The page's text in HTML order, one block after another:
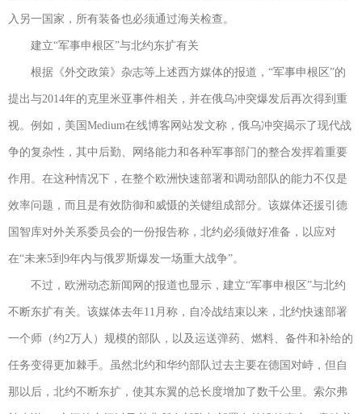
入另一国家，所有装备也必须通过海关检查。
建立“军事申根区”与北约东扩有关
根据《外交政策》杂志等上述西方媒体的报道，“军事申根区”的
提出与2014年的克里米亚事件相关，并在俄乌冲突爆发后再次得到重
视。例如，美国Medium在线博客网站发文称，俄乌冲突揭示了现代战
争的复杂性，其中后勤、网络能力和各种军事部门的整合发挥着重要
作用。在这种情况下，在整个欧洲快速部署和调动部队的能力不仅是
效率问题，而且是有效防御和威慑的关键组成部分。该媒体还援引德
国智库对外关系委员会的一份报告称，北约必须做好准备，以应对
在“未来5到9年内与俄罗斯爆发一场重大战争”。
不过，欧洲动态新闻网的报道也显示，建立“军事申根区”与北约
不断东扩有关。该媒体去年11月称，自冷战结束以来，北约快速部署
一个师（约2万人）规模的部队，以及运送弹药、燃料、备件和补给的
任务变得更加棘手。虽然北约和华约部队过去主要在德国对峙，但自
那以后，北约不断东扩，使其东翼的总长度增加了数千公里。索尔弗